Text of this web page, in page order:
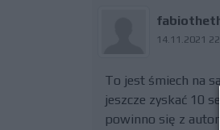
14.11.2021
To jest śmiech na
jeszcze zyskać 10
powinno się z